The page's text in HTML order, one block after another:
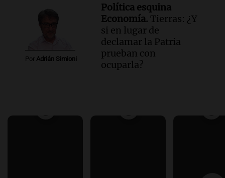
Por Adrián Simioni
Política esquina
Economía. Tierras: ¿Y
si en lugar de
declamar la Patria
prueban con
ocuparla?